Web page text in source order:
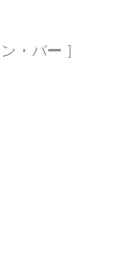
・バー ]